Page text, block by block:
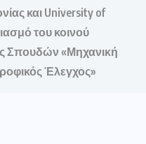
και University of
του κοινού
Σπουδών «Μηχανική
Έλεγχος»